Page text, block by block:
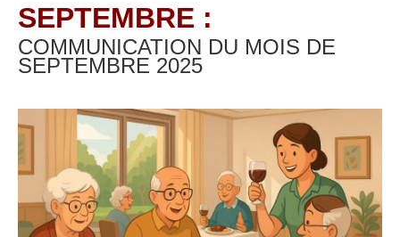
SEPTEMBRE :
COMMUNICATION DU MOIS DE
SEPTEMBRE 2025